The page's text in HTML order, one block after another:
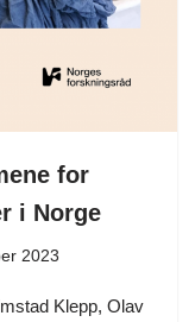
for
i Norge
2023
Klepp, Olav